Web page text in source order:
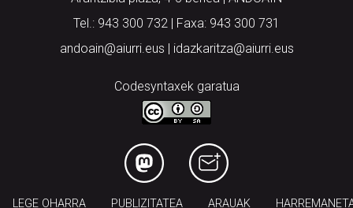
Tel.: 943 300 732 | Faxa: 943 300 731
andoain@aiurri.eus | idazkaritza@aiurri.eus
Codesyntaxek garatua
LEGE OHARRA PUBLIZITATEA ARAUAK